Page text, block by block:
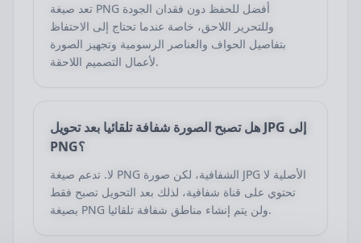
تعد صيغة PNG أفضل للحفظ دون فقدان الجودة
وللتحرير اللاحق، خاصة عندما تحتاج إلى الاحتفاظ
بتفاصيل الحواف والعناصر الرسومية وتجهيز الصورة
لأعمال التصميم اللاحقة.
هل تصبح الصورة شفافة تلقائيا بعد تحويل JPG إلى
PNG؟
لا. تدعم صيغة PNG الشفافية، لكن صورة JPG الأصلية لا
تحتوي على قناة شفافية، لذلك بعد التحويل تصبح فقط
بصيغة PNG ولن يتم إنشاء مناطق شفافة تلقائيا.